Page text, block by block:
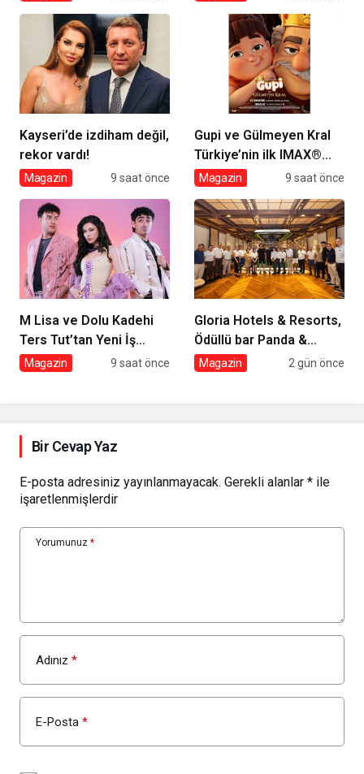
Kayseri’de izdiham değil,
rekor vardı!
Magazin 9 saat önce
Gupi ve Gülmeyen Kral
Türkiye’nin ilk IMAX®
animasyon filmi oluyor
Magazin 9 saat önce
M Lisa ve Dolu Kadehi
Ters Tut’tan Yeni İş
Birliği: Vişne
Magazin 9 saat önce
Gloria Hotels & Resorts,
Ödüllü bar Panda &
Sons ile unutulmaz bir
Magazin 2 gün önce
Bir Cevap Yaz
E-posta adresiniz yayınlanmayacak. Gerekli alanlar * ile
işaretlenmişlerdir
Yorumunuz *
Adınız *
E-Posta *